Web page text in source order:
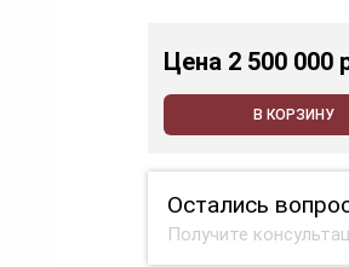
Цена 2 500 000
В КОРЗИНУ
Остались
Получите